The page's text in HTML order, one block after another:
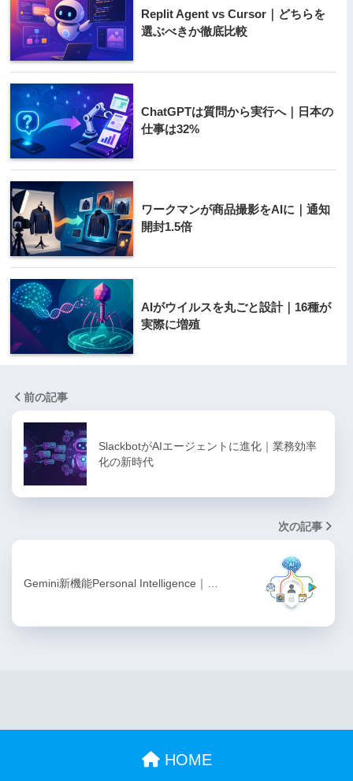
Replit Agent vs Cursor｜どちらを
選ぶべきか徹底比較
ChatGPTは質問から実行へ｜日本の
仕事は32%
ワークマンが商品撮影をAIに｜通知
開封1.5倍
AIがウイルスを丸ごと設計｜16種が
実際に増殖
前の記事
SlackbotがAIエージェントに進化｜業務効率
化の新時代
次の記事
Gemini新機能Personal Intelligence｜…
HOME